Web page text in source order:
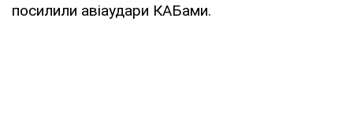
посилили авіаудари КАБами.